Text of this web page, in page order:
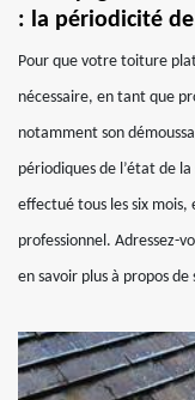
: la périodicité
Pour que votre toiture
nécessaire, en tant que
notamment son
périodiques de l’état de
effectué tous les six
professionnel. Adressez-
en savoir plus à propos de